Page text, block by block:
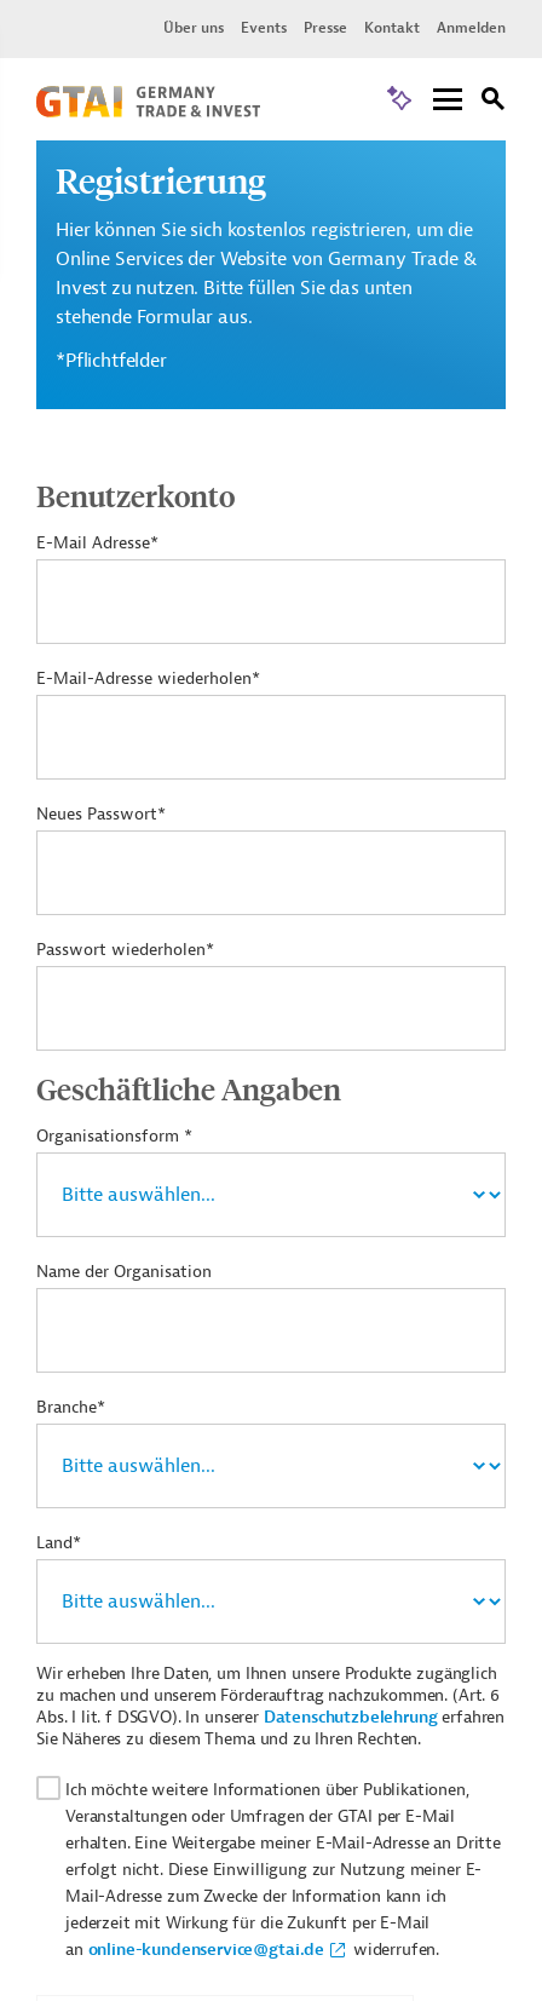
Über uns Events Presse Kontakt Anmelden
Registrierung
Hier können Sie sich kostenlos registrieren, um die
Online Services der Website von Germany Trade &
Invest zu nutzen. Bitte füllen Sie das unten
stehende Formular aus.
*Pflichtfelder
Benutzerkonto
E-Mail Adresse*
E-Mail-Adresse wiederholen*
Neues Passwort*
Passwort wiederholen*
Geschäftliche Angaben
Organisationsform *
Name der Organisation
Branche*
Land*
Wir erheben Ihre Daten, um Ihnen unsere Produkte zugänglich
zu machen und unserem Förderauftrag nachzukommen. (Art. 6
Abs. I lit. f DSGVO). In unserer Datenschutzbelehrungerfahren
Sie Näheres zu diesem Thema und zu Ihren Rechten.
Ich möchte weitere Informationen über Publikationen,
Veranstaltungen oder Umfragen der GTAI per E-Mail
erhalten. Eine Weitergabe meiner E-Mail-Adresse an Dritte
erfolgt nicht. Diese Einwilligung zur Nutzung meiner E-
Mail-Adresse zum Zwecke der Information kann ich
jederzeit mit Wirkung für die Zukunft per E-Mail
an online-kundenservice@gtai.de widerrufen.